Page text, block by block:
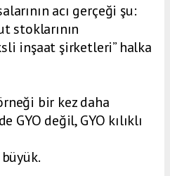
acı gerçeği şu:
stoklarının
inşaat şirketleri” halka
bir kez daha
GYO değil, GYO kılıklı